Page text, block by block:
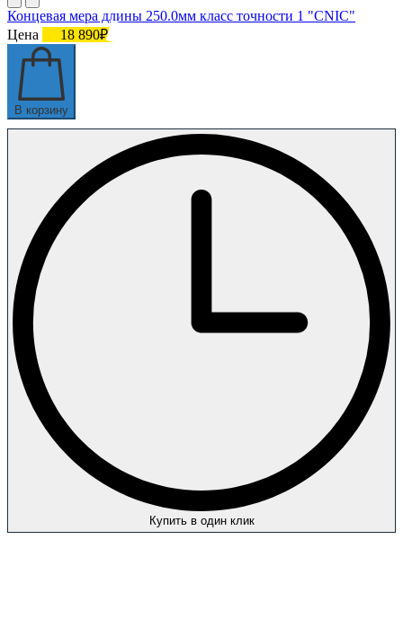
Концевая мера длины 250.0мм класс точности 1 "CNIC"
Цена
18 890₽
В корзину
Купить в один клик